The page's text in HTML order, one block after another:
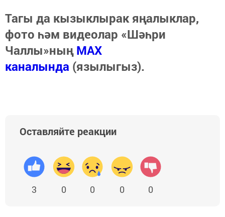
Тагы да кызыклырак яңалыклар,
фото һәм видеолар «Шәһри
Чаллы»ныңMAX
каналында (язылыгыз).
Оставляйте реакции
3 0 0 0 0